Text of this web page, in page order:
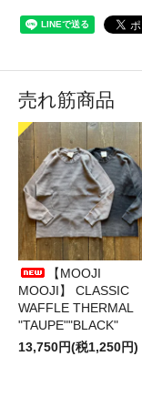
売れ筋商品
【MOOJI
MOOJI】 CLASSIC
WAFFLE THERMAL
"TAUPE""BLACK"
13,750円(税1,250円)